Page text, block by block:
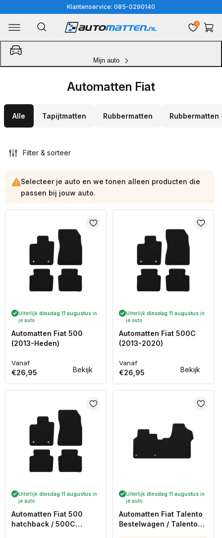
naar
content
Klantenservice: 085-0290140
Mijn auto
0
Automatten Fiat
Alle Tapijtmatten Rubbermatten
Filter & sorteer
Selecteer je auto en we tonen alleen producten die
passen bij jouw auto.
Bekijk
Uiterlijk dinsdag 11 augustus in
je auto
Automatten Fiat 500
(2013-Heden)
Normale
prijs
Vanaf
€26,95 Bekijk
Uiterlijk dinsdag 11 augustus in
je auto
Automatten Fiat 500C
(2013-2020)
Normale
prijs
Vanaf
€26,95
Uiterlijk dinsdag 11 augustus in
je auto
Automatten Fiat 500
hatchback / 500C
Uiterlijk dinsdag 11 augustus in
je auto
Automatten Fiat Talento
Bestelwagen / Talento